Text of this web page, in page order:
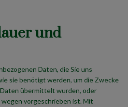
und
Daten, die Sie uns
sie benötigt werden, um die Zwecke
übermittelt wurden, oder
vorgeschrieben ist. Mit